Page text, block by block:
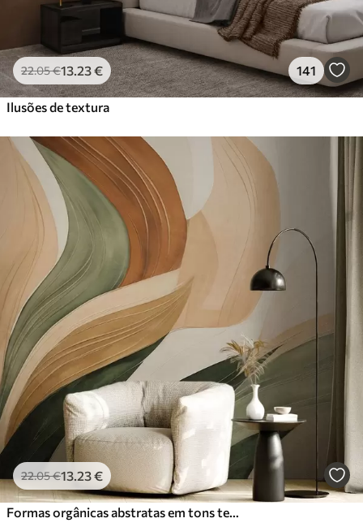
22.05€13 .23€ 141
Ilusões de textura
22.05€13 .23€